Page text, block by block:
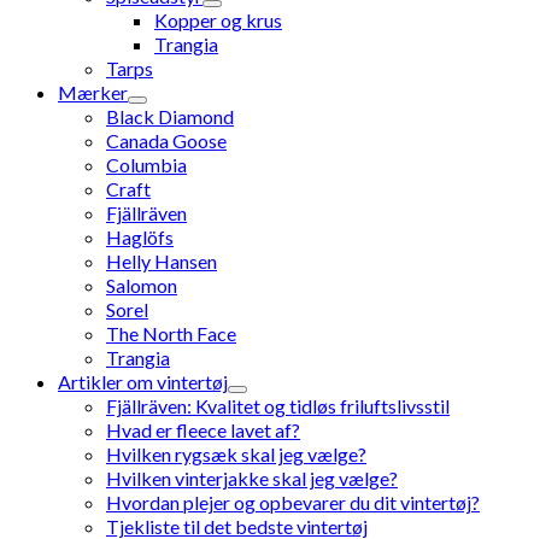
Kopper og krus
Trangia
Tarps
Mærker
Black Diamond
Canada Goose
Columbia
Craft
Fjällräven
Haglöfs
Helly Hansen
Salomon
Sorel
The North Face
Trangia
Artikler om vintertøj
Fjällräven: Kvalitet og tidløs friluftslivsstil
Hvad er fleece lavet af?
Hvilken rygsæk skal jeg vælge?
Hvilken vinterjakke skal jeg vælge?
Hvordan plejer og opbevarer du dit vintertøj?
Tjekliste til det bedste vintertøj